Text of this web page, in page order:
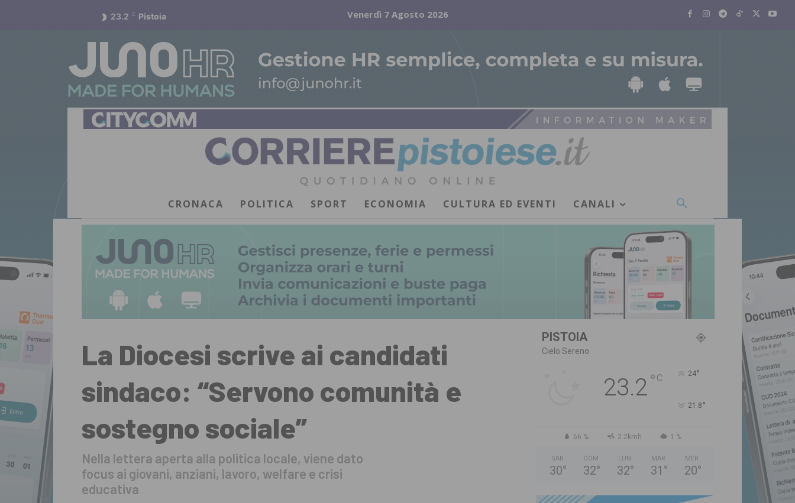
23.2 C Pistoia Venerdì 7 Agosto 2026
CRONACA POLITICA SPORT ECONOMIA CULTURA ED EVENTI CANALI
La Diocesi scrive ai candidati
sindaco: “Servono comunità e
sostegno sociale”
Nella lettera aperta alla politica locale, viene dato
focus ai giovani, anziani, lavoro, welfare e crisi
educativa
PISTOIA
Cielo Sereno
23.2° C 24°
21.8°
66 % 2.2kmh 1 %
SAB
30°
DOM
32°
LUN
32°
MAR
31 °
MER
20°